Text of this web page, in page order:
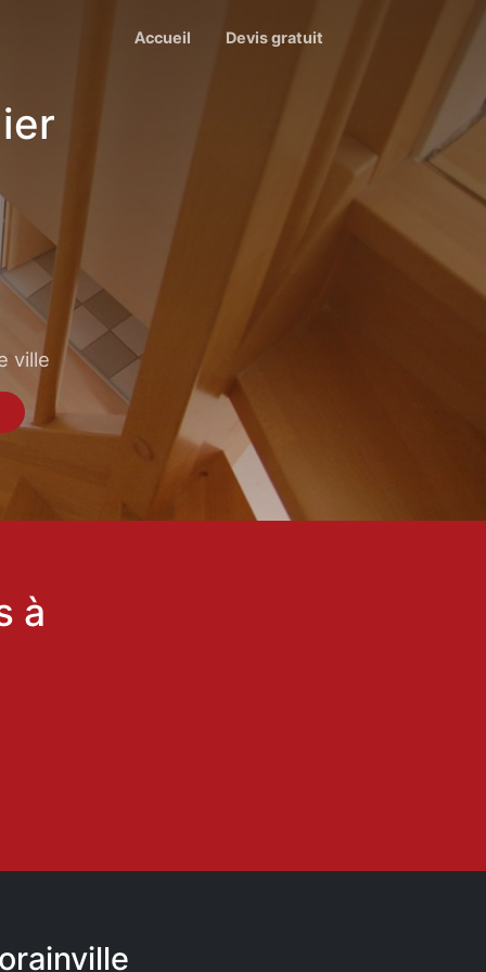
Accueil Devis gratuit
ville
à